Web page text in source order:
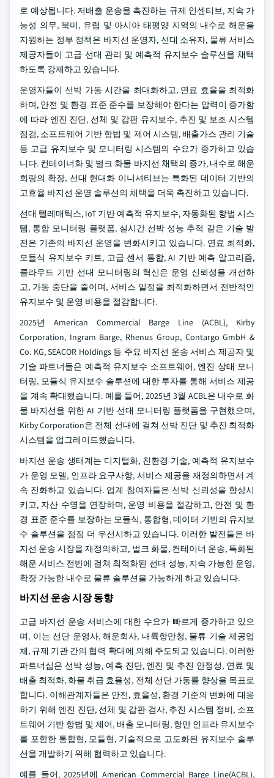
로 예상됩니다. 저배출 운송을 촉진하는 규제 인센티브, 지속 가
능성 의무, 북미, 유럽 및 아시아 태평양 지역의 내수로 해운을
지원하는 정부 정책은 바지선 운영자, 선대 소유자, 물류 서비스
제공자들이 고급 선대 관리 및 예측적 유지보수 솔루션을 채택
하도록 강제하고 있습니다.
운영자들이 선박 가동 시간을 최대화하고, 연료 효율을 최적화
하며, 안전 및 환경 표준 준수를 보장해야 한다는 압력이 증가함
에 따라 엔진 진단, 선체 및 갑판 유지보수, 추진 및 보조 시스템
점검, 소프트웨어 기반 항법 및 제어 시스템, 배출가스 관리 기술
등 고급 유지보수 및 모니터링 시스템의 수요가 증가하고 있습
니다. 컨테이너화 및 벌크 화물 바지선 채택의 증가, 내수로 해운
회랑의 확장, 선대 현대화 이니셔티브는 특화된 데이터 기반의
고효율 바지선 운영 솔루션의 채택을 더욱 촉진하고 있습니다.
선대 텔레매틱스, IoT 기반 예측적 유지보수, 자동화된 항법 시스
템, 통합 모니터링 플랫폼, 실시간 선박 성능 추적 같은 기술 발
전은 기존의 바지선 운영을 변화시키고 있습니다. 연료 최적화,
모듈식 유지보수 키트, 고급 센서 통합, AI 기반 예측 알고리즘,
클라우드 기반 선대 모니터링의 혁신은 운영 신뢰성을 개선하
고, 가동 중단을 줄이며, 서비스 일정을 최적화하면서 전반적인
유지보수 및 운영 비용을 절감합니다.
2025년 American Commercial Barge Line (ACBL), Kirby
Corporation, Ingram Barge, Rhenus Group, Contargo GmbH &
Co. KG, SEACOR Holdings 등 주요 바지선 운송 서비스 제공자 및
기술 파트너들은 예측적 유지보수 소프트웨어, 엔진 상태 모니
터링, 모듈식 유지보수 솔루션에 대한 투자를 통해 서비스 제공
을 계속 확대했습니다. 예를 들어, 2025년 3월 ACBL은 내수로 화
물 바지선을 위한 AI 기반 선대 모니터링 플랫폼을 구현했으며,
Kirby Corporation은 전체 선대에 걸쳐 선박 진단 및 추진 최적화
시스템을 업그레이드했습니다.
바지선 운송 생태계는 디지털화, 친환경 기술, 예측적 유지보수
가 운영 모델, 인프라 요구사항, 서비스 제공을 재정의하면서 계
속 진화하고 있습니다. 업계 참여자들은 선박 신뢰성을 향상시
키고, 자산 수명을 연장하며, 운영 비용을 절감하고, 안전 및 환
경 표준 준수를 보장하는 모듈식, 통합형, 데이터 기반의 유지보
수 솔루션을 점점 더 우선시하고 있습니다. 이러한 발전들은 바
지선 운송 시장을 재정의하고, 벌크 화물, 컨테이너 운송, 특화된
해운 서비스 전반에 걸쳐 최적화된 선대 성능, 지속 가능한 운영,
확장 가능한 내수로 물류 솔루션을 가능하게 하고 있습니다.
바지선 운송 시장 동향
고급 바지선 운송 서비스에 대한 수요가 빠르게 증가하고 있으
며, 이는 선단 운영사, 해운회사, 내륙항만청, 물류 기술 제공업
체, 규제 기관 간의 협력 확대에 의해 주도되고 있습니다. 이러한
파트너십은 선박 성능, 예측 진단, 엔진 및 추진 안정성, 연료 및
배출 최적화, 화물 취급 효율성, 전체 선단 가동률 향상을 목표로
합니다. 이해관계자들은 안전, 효율성, 환경 기준의 변화에 대응
하기 위해 엔진 진단, 선체 및 갑판 검사, 추진 시스템 정비, 소프
트웨어 기반 항법 및 제어, 배출 모니터링, 항만 인프라 유지보수
를 포함한 통합형, 모듈형, 기술적으로 고도화된 유지보수 솔루
션을 개발하기 위해 협력하고 있습니다.
예를 들어, 2025년에 American Commercial Barge Line(ACBL),